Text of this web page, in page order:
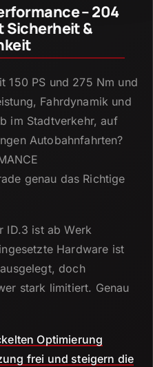
– 204
Sicherheit &
150 PS und 275 Nm und
Fahrdynamik und
im Stadtverkehr, auf
Autobahnfahrten?
genau das Richtige
ID.3 ist ab Werk
Hardware ist
doch
stark limitiert. Genau
Optimierung
frei und steigern die